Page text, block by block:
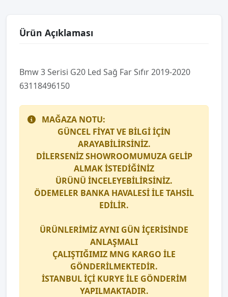
Ürün Açıklaması
Bmw 3 Seri̇si̇ G20 Led Sağ Far Sıfır 2019-2020
63118496150
MAĞAZA NOTU:
GÜNCEL FİYAT VE BİLGİ İÇİN
ARAYABİLİRSİNİZ.
DİLERSENİZ SHOWROOMUMUZA GELİP
ALMAK İSTEDİĞİNİZ
ÜRÜNÜ İNCELEYEBİLİRSİNİZ.
ÖDEMELER BANKA HAVALESİ İLE TAHSİL
EDİLİR.
ÜRÜNLERİMİZ AYNI GÜN İÇERİSİNDE
ANLAŞMALI
ÇALIŞTIĞIMIZ MNG KARGO İLE
GÖNDERİLMEKTEDİR.
İSTANBUL İÇİ KURYE İLE GÖNDERİM
YAPILMAKTADIR.